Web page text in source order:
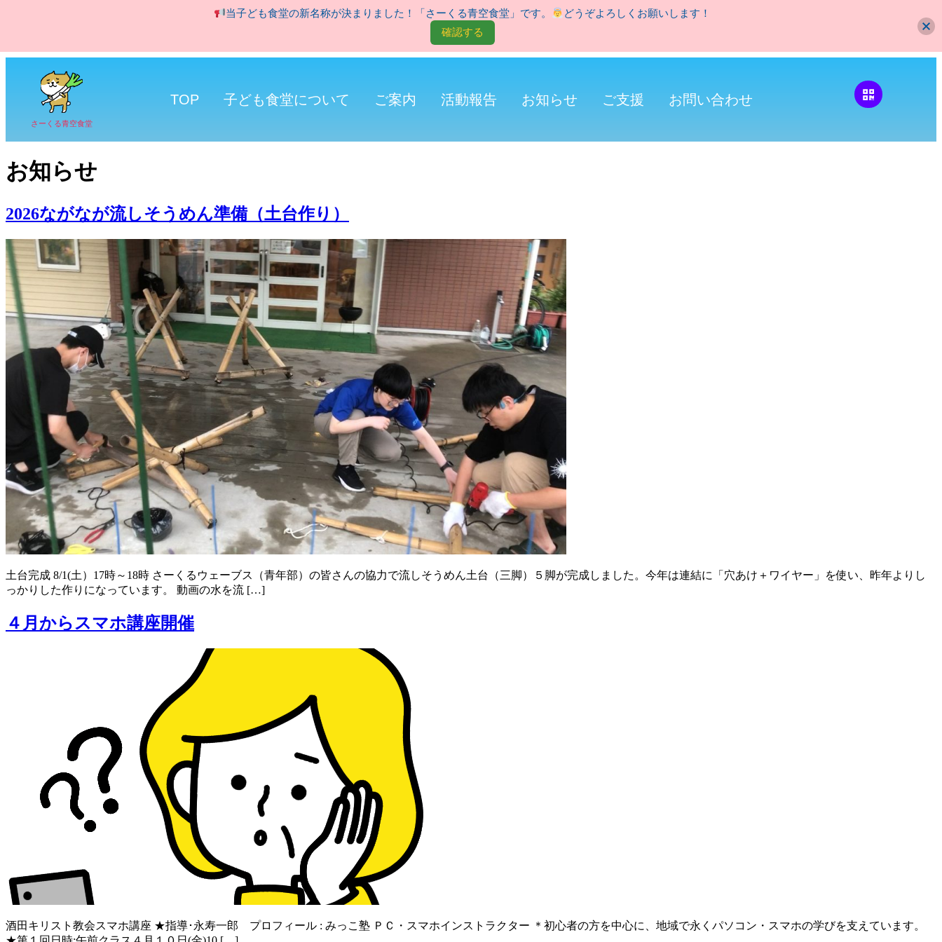
さーくる青空食堂
TOP 子ども食堂について ご案内 活動報告 お知らせ ご支援 お問い合わせ
お知らせ
2026ながなが流しそうめん準備（土台作り）
土台完成 8/1(土）17時～18時 さーくるウェーブス（青年部）の皆さんの協力で流しそうめん土台（三脚）５脚が完成しました。今年は連結に「穴あけ＋ワイヤー」を使い、昨年よりし
っかりした作りになっています。 動画の水を流 […]
４月からスマホ講座開催
酒田キリスト教会スマホ講座 ★指導･永寿一郎 プロフィール : みっこ塾 ＰＣ・スマホインストラクター ＊初心者の方を中心に、地域で永くパソコン・スマホの学びを支えています。
当子ども食堂の新名称が決まりました！「さーくる青空食堂」です。
どうぞよろしくお願いします！
確認する